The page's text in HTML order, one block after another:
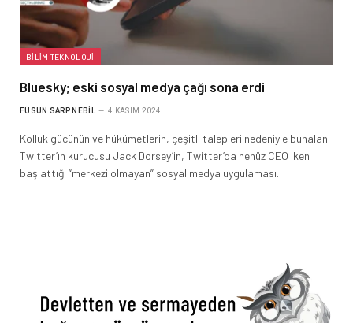
BILIM TEKNOLOJI
Bluesky; eski sosyal medya çağı sona erdi
FÜSUN SARP NEBIL 4 KASIM 2024
Kolluk gücünün ve hükümetlerin, çeşitli talepleri nedeniyle bunalan
Twitter’ın kurucusu Jack Dorsey’in, Twitter’da henüz CEO iken
başlattığı “merkezi olmayan” sosyal medya uygulaması…